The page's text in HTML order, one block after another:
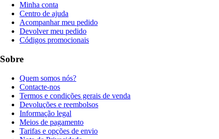
Minha conta
Centro de ajuda
Acompanhar meu pedido
Devolver meu pedido
Códigos promocionais
Sobre
Quem somos nós?
Contacte-nos
Termos e condições gerais de venda
Devoluções e reembolsos
Informação legal
Meios de pagamento
Tarifas e opções de envio